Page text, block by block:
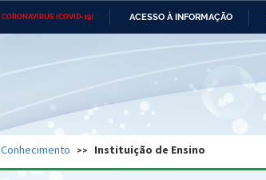
CORONAVÍRUS (COVID-19) ACESSO À INFORMAÇÃO
Ministério das Relações
e
da União Banco Central do Brasil
Instituição de Ensino